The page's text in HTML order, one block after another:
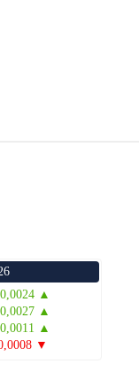
▲
▲
▲
▼